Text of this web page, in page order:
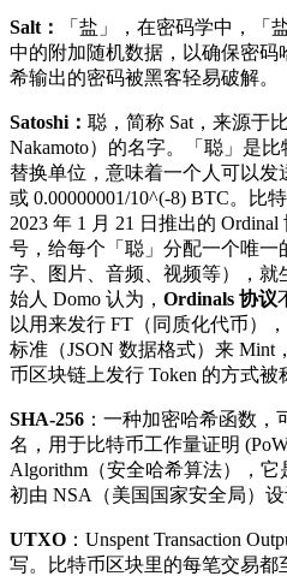
Salt：
「盐」，在密码学中，「
中的附加随机数据，以确保密
希输出的密码被黑客轻易破解。
Satoshi： 聪，简称 Sat，来源于
Nakamoto）的名字。「聪」是
替换单位，意味着一个人可以发
或 0.00000001/10^(-8) BTC。比
2023 年 1 月 21 日推出的
号，给每个「聪」分配一个唯一
字、图片、音频、视频等），就
始人 Domo 认为， Ordinals 协议
以用来发行 FT（同质化代币）
标准（JSON 数据格式）来 Mint
币区块链上发行 Token 的方式被
SHA-256 ：一种加密哈希函数，
名，用于比特币工作量证明
Algorithm（安全哈希算法），
初由 NSA（美国国家安全局）设
UTXO ：Unspent Transaction
写。比特币区块里的每笔交易都